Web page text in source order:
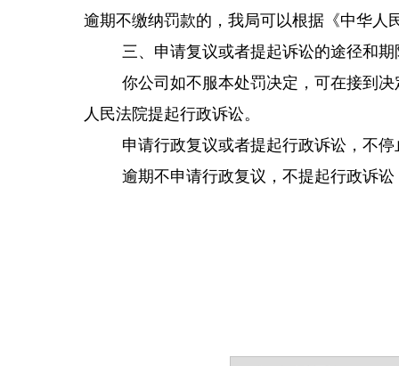
逾期不缴纳罚款的，我局可以根据《中华人
三、申请复议或者提起诉讼的途径和期
你公司如不服本处罚决定，可在接到
人民法院提起行政诉讼。
申请行政复议或者提起行政诉讼，不
逾期不申请行政复议，不提起行政诉